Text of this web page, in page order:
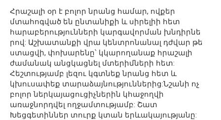
Հրաշալի օր է բոլոր նրանց համար, ովքեր
մտահոգված են ընտանիքի և սիրելիի հետ
հարաբերությունների կարգավորման խնդիրնե
րով: Աշխատանքի վրա կենտրոնանալ դժվար թե
ստացվի, փոխարենը՝ կկարողանաք հրաշալի
ժամանակ անցկացնել մտերիմների հետ:
Հեշտությամբ լեզու կգտնեք նրանց հետ և
կխուսափեք տարաձայնություններից:Նշանի ոչ
բոլոր ներկայացուցիչներին կհաջողվի
առաջնորդվել ողջամտությամբ: Շատ
Խեցգետիններ տուրք կտան երևակայությանը: